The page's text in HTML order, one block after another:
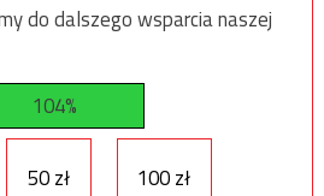
do dalszego wsparcia naszej
104%
50 zł 100 zł